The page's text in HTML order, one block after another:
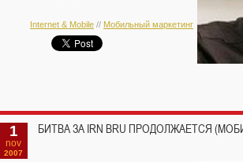
Internet & Mobile // Мобильный маркетинг
1
nov
2007
БИТВА ЗА IRN BRU ПРОДОЛЖАЕТСЯ